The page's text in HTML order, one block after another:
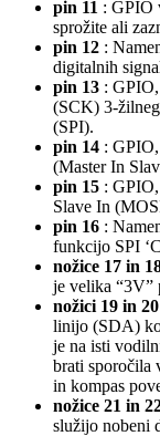
pin 11 : GPIO
sprožite ali
pin 12 :
digitalnih
pin 13 :
(SCK) 3-
(SPI).
pin 14 :
(Master In
pin 15 :
Slave In
pin 16 :
funkcijo SPI
nožice 17 in
je velika “3V”
nožici 19 in 20
linijo (SDA)
je na isti
brati sporočila
in kompas
nožice 21 in
služijo nobeni